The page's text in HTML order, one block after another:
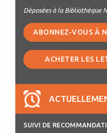
Déposées à la Bibliothèque
ABONNEZ-VOUS À
ACHETER LES
SUIVI DE